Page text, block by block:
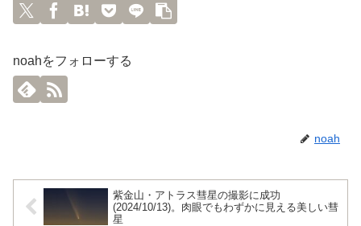
noahをフォローする
noah
紫金山・アトラス彗星の撮影に成功
(2024/10/13)。肉眼でもわずかに見える美しい彗
星